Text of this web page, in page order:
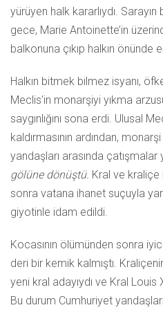
yürüyen halk kararlıydı. Sarayın
gece, Marie Antoinette’in
balkonuna çıkıp halkın
Halkın bitmek bilmez isyanı,
Meclis’in monarşiyi yıkma
saygınlığını sona erdi. Ulusal
kaldırmasının ardından,
yandaşları arasında çatışmalar
gölüne dönüştü. Kral ve kraliçe
sonra vatana ihanet suçuyla
giyotinle idam edildi.
Kocasının ölümünden sonra
deri bir kemik kalmıştı.
yeni kral adayıydı ve Kral
Bu durum Cumhuriyet